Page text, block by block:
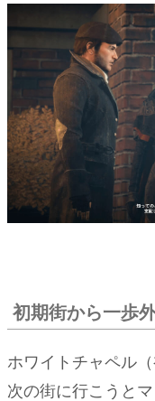
初期街から一歩
ホワイトチャペル
次の街に行こうと